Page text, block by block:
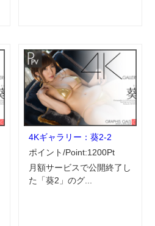
4Kギャラリー：葵2-2
ポイント/Point:1200Pt
月額サービスで公開終了し
た「葵2」のグ...